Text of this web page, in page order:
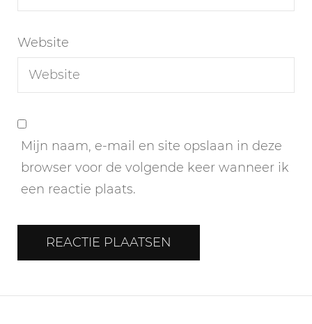
Website
Mijn naam, e-mail en site opslaan in deze
browser voor de volgende keer wanneer ik
een reactie plaats.